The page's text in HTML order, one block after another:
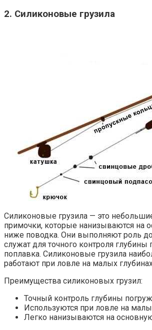
2. Силиконовые грузила
Силиконовые грузила — это
примочки, которые нанизываются на
ниже поводка. Они выполняют роль
служат для точного контроля глубины
поплавка. Силиконовые грузила
работают при ловле на малых
Преимущества силиконовых грузил:
Точный контроль глубины
Используются при ловле на
Легко нанизываются на